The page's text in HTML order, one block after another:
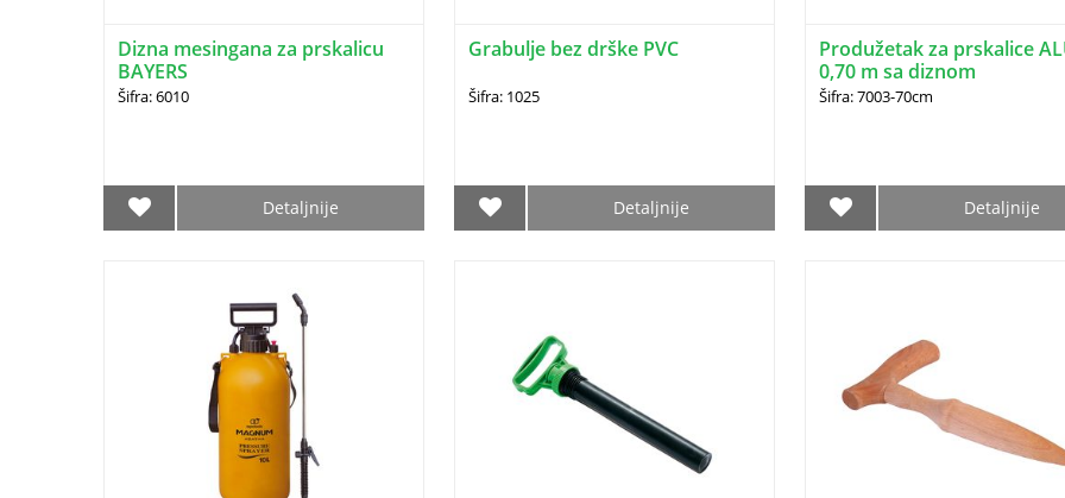
Dizna mesingana za prskalicu
BAYERS
Šifra: 6010
Detaljnije
Grabulje bez drške PVC
Šifra: 1025
Detaljnije
Produžetak za prskalice
0,70 m sa diznom
Šifra: 7003-70cm
Detaljnije